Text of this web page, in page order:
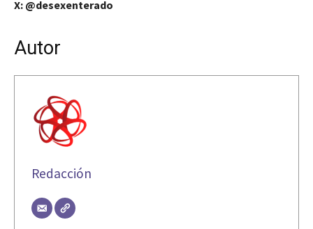
X: @desexenterado
Autor
Redacción